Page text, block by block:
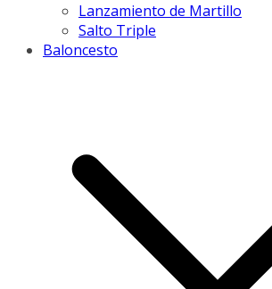
Lanzamiento de Martillo
Salto Triple
Baloncesto